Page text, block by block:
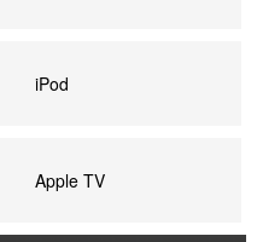
iPod
Apple TV